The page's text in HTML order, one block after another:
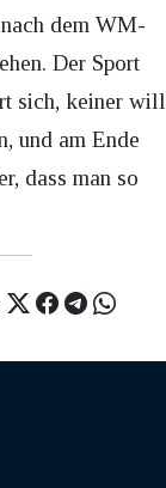
dem WM-
Der Sport
sich, keiner will
und am Ende
dass man so